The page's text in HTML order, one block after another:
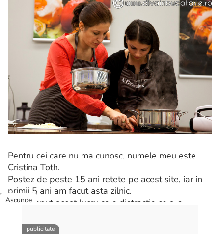
Pentru cei care nu ma cunosc, numele meu este
Cristina Toth.
Postez de peste 15 ani retete pe acest site, iar in
primii 5 ani am facut asta zilnic.
Am inceput acest lucru ca o distractie ce s-a
Gatesc cu placere pentru familie si prieteni, am